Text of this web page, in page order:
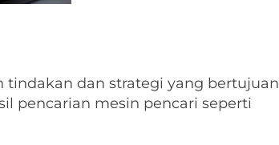
tindakan dan strategi yang bertujuan
pencarian mesin pencari seperti